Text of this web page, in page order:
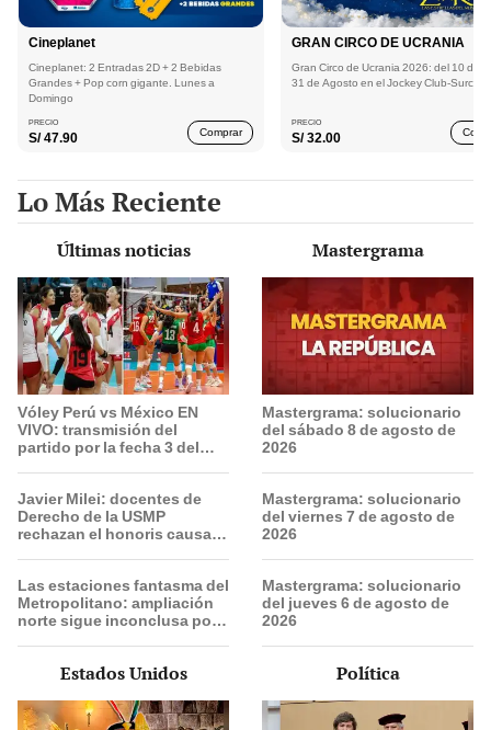
Cineplanet
Cineplanet: 2 Entradas 2D + 2 Bebidas
Grandes + Pop corn gigante. Lunes a
Domingo
PRECIO
S/47.90 Comprar
GRAN CIRCO DE UCRANIA
Gran Circo de Ucrania 2026: del 10 de
31 de Agosto en el Jockey Club-Surco
PRECIO
S/32.00
Lo Más Reciente
Últimas noticias
Vóley Perú vs México EN
VIVO: transmisión del
partido por la fecha 3 del
Javier Milei: docentes de
Derecho de la USMP
rechazan el honoris causa
Las estaciones fantasma del
Metropolitano: ampliación
norte sigue inconclusa por
Mastergrama
Mastergrama: solucionario
del sábado 8 de agosto de
2026
Mastergrama: solucionario
del viernes 7 de agosto de
2026
Mastergrama: solucionario
del jueves 6 de agosto de
2026
Estados Unidos Política